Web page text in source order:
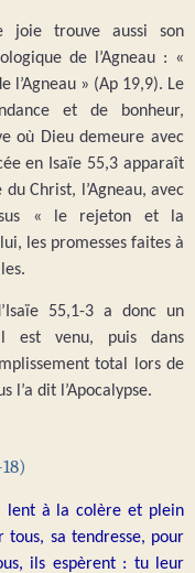
joie trouve aussi son
de l’Agneau : «
l’Agneau » (Ap 19,9). Le
et de bonheur,
où Dieu demeure avec
en Isaïe 55,3 apparaît
Christ, l’Agneau, avec
« le rejeton et la
les promesses faites à
55,1-3 a donc un
il est venu, puis dans
total lors de
l’a dit l’Apocalypse.
lent à la colère et plein
tous, sa tendresse, pour
ils espèrent : tu leur